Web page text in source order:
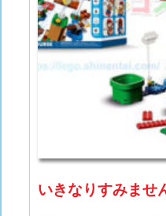
いきなりすみませ